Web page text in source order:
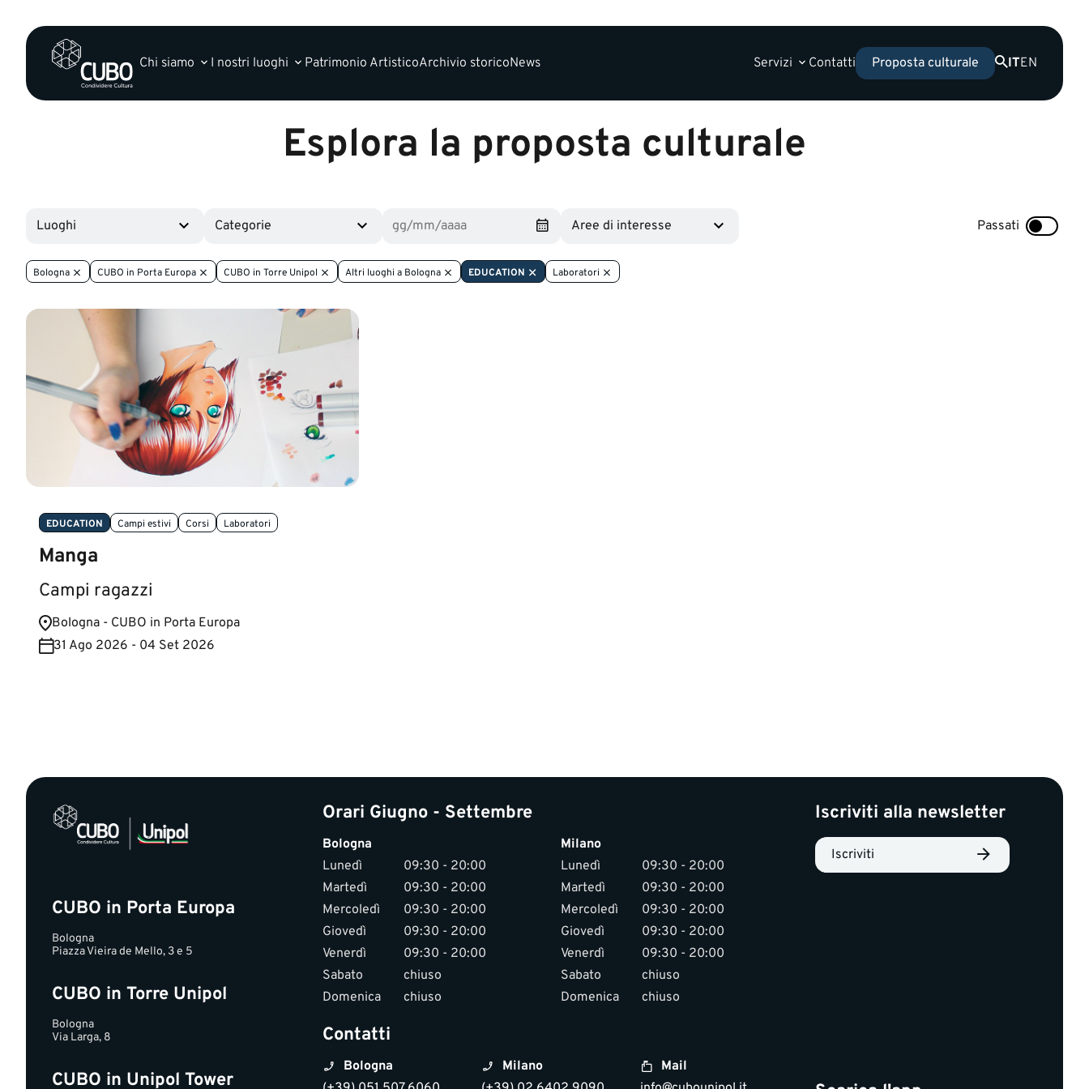
Chi siamo I nostri luoghi Patrimonio ArtisticoArchivio storicoNews Servizi Contatti Proposta culturale ITEN
Esplora la proposta culturale
Luoghi Categorie Aree di interesse Passati
Bologna CUBO in Porta Europa CUBO in Torre Unipol Altri luoghi a Bologna EDUCATION Laboratori
EDUCATION Campi estivi Corsi Laboratori
Manga
Campi ragazzi
Bologna - CUBO in Porta Europa
31 Ago 2026 - 04 Set 2026
CUBO in Porta Europa
Bologna
Piazza Vieira de Mello, 3 e 5
CUBO in Torre Unipol
Bologna
Via Larga, 8
CUBO in Unipol Tower
Orari Giugno - Settembre
Bologna
Lunedì
09:30 - 20:00
Martedì
09:30 - 20:00
Mercoledì
09:30 - 20:00
Giovedì
09:30 - 20:00
Venerdì
09:30 - 20:00
Sabato
chiuso
Domenica
chiuso
Milano
Lunedì
09:30 - 20:00
Martedì
09:30 - 20:00
Mercoledì
09:30 - 20:00
Giovedì
09:30 - 20:00
Venerdì
09:30 - 20:00
Sabato
chiuso
Domenica
chiuso
Contatti
Bologna
Milano
Mail
Iscriviti alla newsletter
Iscriviti